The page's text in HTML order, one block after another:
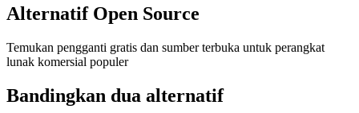
Alternatif Open Source
Temukan pengganti gratis dan sumber terbuka untuk perangkat
lunak komersial populer
Bandingkan dua alternatif